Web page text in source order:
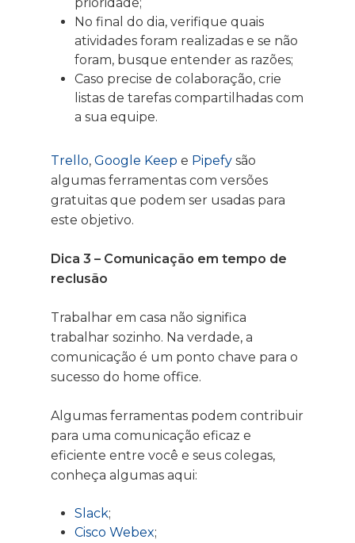
No final do dia, verifique quais
atividades foram realizadas e se não
foram, busque entender as razões;
Caso precise de colaboração, crie
listas de tarefas compartilhadas com
a sua equipe.
Trello, Google Keep e Pipefy são
algumas ferramentas com versões
gratuitas que podem ser usadas para
este objetivo.
Dica 3 – Comunicação em tempo de
reclusão
Trabalhar em casa não significa
trabalhar sozinho. Na verdade, a
comunicação é um ponto chave para o
sucesso do home office.
Algumas ferramentas podem contribuir
para uma comunicação eficaz e
eficiente entre você e seus colegas,
conheça algumas aqui:
Slack;
Cisco Webex;